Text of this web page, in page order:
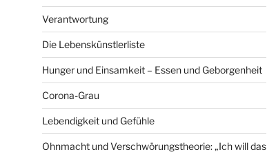
Verantwortung
Die Lebenskünstlerliste
Hunger und Einsamkeit – Essen und Geborgenheit
Corona-Grau
Lebendigkeit und Gefühle
Ohnmacht und Verschwörungstheorie: „Ich will das